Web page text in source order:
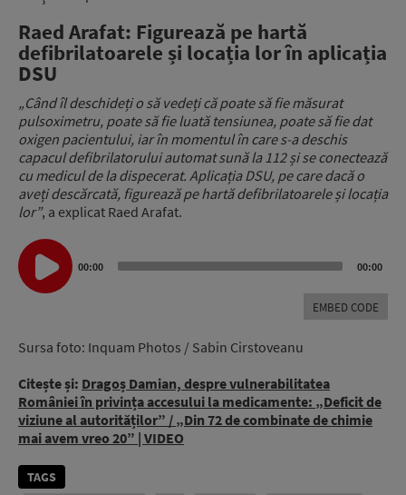
Raed Arafat: Figurează pe hartă
defibrilatoarele și locația lor în aplicația
DSU
„Când îl deschideți o să vedeți că poate să fie măsurat
pulsoximetru, poate să fie luată tensiunea, poate să fie dat
oxigen pacientului, iar în momentul în care s-a deschis
capacul defibrilatorului automat sună la 112 și se conectează
cu medicul de la dispecerat. Aplicația DSU, pe care dacă o
aveți descărcată, figurează pe hartă defibrilatoarele și locația
lor”, a explicat Raed Arafat.
Audio
Player
00:00 00:00
EMBED CODE
Sursa foto: Inquam Photos / Sabin Cirstoveanu
Citește și: Dragoș Damian, despre vulnerabilitatea
României în privința accesului la medicamente: „Deficit de
viziune al autorităților” / „Din 72 de combinate de chimie
mai avem vreo 20” | VIDEO
TAGS